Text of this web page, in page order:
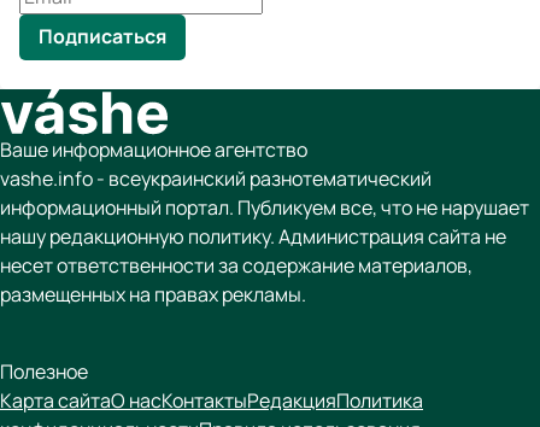
Подписаться
Ваше информационное агентство
vashe.info - всеукраинский разнотематический
информационный портал. Публикуем все, что не нарушает
нашу редакционную политику. Администрация сайта не
несет ответственности за содержание материалов,
размещенных на правах рекламы.
Полезное
Карта сайтаО насКонтактыРедакцияПолитика